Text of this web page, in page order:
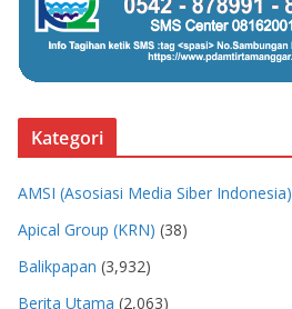
Kategori
AMSI (Asosiasi Media Siber Indonesia)
Apical Group (KRN) (38)
Balikpapan (3,932)
Berita Utama (2,063)